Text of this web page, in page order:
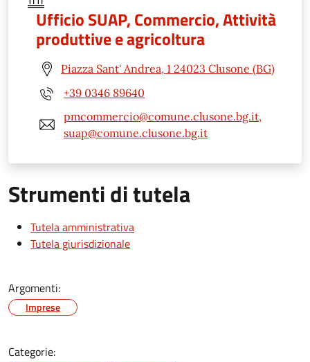
Ufficio SUAP, Commercio, Attività
produttive e agricoltura
Piazza Sant' Andrea, 1 24023 Clusone (BG)
+39 0346 89640
pmcommercio@comune.clusone.bg.it,
suap@comune.clusone.bg.it
Strumenti di tutela
Tutela amministrativa
Tutela giurisdizionale
Argomenti:
Imprese
Categorie: